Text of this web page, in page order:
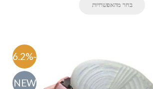
בחר מהאפשרויות
-46.2%
NEW